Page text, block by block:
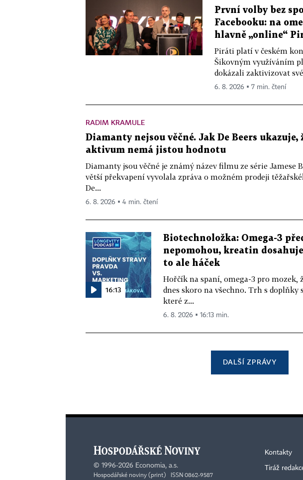
První volby bez
Facebooku: na
hlavně „online“
Piráti platí v českém
Šikovným využíváním
dokázali zaktivizovat
6. 8. 2026 ▪ 7 min. čtení
RADIM KRAMULE
Diamanty nejsou věčné. Jak De Beers ukazuje,
aktivum nemá jistou hodnotu
Diamanty jsou věčné je známý název filmu ze série Jamese
větší překvapení vyvolala zpráva o možném prodeji
De...
6. 8. 2026 ▪ 4 min. čtení
16:13
Biotechnoložka: Omega-3
nepomohou, kreatin
to ale háček
Hořčík na spaní, omega-3 pro mozek,
dnes skoro na všechno. Trh s doplňky
které z...
6. 8. 2026 ▪ 16:13 min.
DALŠÍ ZPRÁVY
© 1996-2026 Economia, a.s.
Hospodářské noviny (print) ISSN 0862-9587
Kontakty
Tiráž